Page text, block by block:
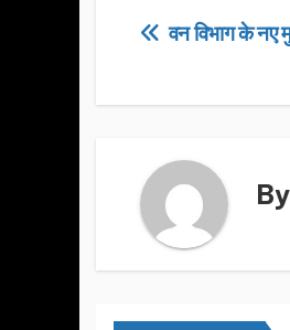
e
k
o
Post
वन विभाग के नए
By